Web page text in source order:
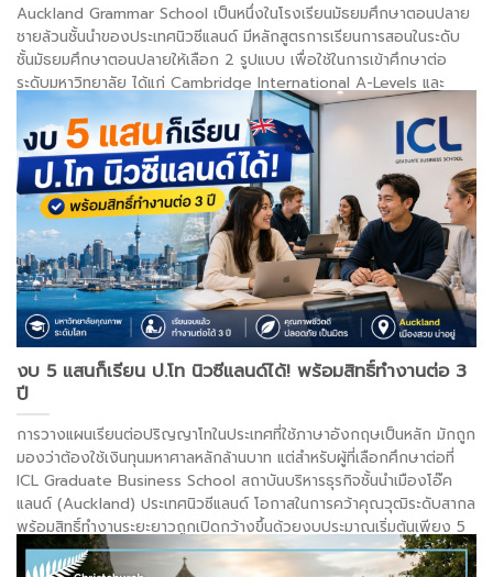
Auckland Grammar School เป็นหนึ่งในโรงเรียนมัธยมศึกษาตอนปลาย
ชายล้วนชั้นนำของประเทศนิวซีแลนด์ มีหลักสูตรการเรียนการสอนในระดับ
ชั้นมัธยมศึกษาตอนปลายให้เลือก 2 รูปแบบ เพื่อใช้ในการเข้าศึกษาต่อ
ระดับมหาวิทยาลัย ได้แก่ Cambridge International A-Levels และ
New Zealand NCEA โดยผู้สำเร็จการศึกษาได้รับการยอมรับเข้าศึกษา
ต่อในมหาวิทยาลัยชั้นนำระดับโลก ทั้งในสหรัฐอเมริกา สหราชอาณาจักร และ
ออสเตรเลีย. . .
อ่านต่อ >
งบ 5 แสนก็เรียน ป.โท นิวซีแลนด์ได้! พร้อมสิทธิ์ทำงานต่อ 3
ปี
การวางแผนเรียนต่อปริญญาโทในประเทศที่ใช้ภาษาอังกฤษเป็นหลัก มักถูก
มองว่าต้องใช้เงินทุนมหาศาลหลักล้านบาท แต่สำหรับผู้ที่เลือกศึกษาต่อที่
ICL Graduate Business School สถาบันบริหารธุรกิจชั้นนำเมืองโอ๊ค
แลนด์ (Auckland) ประเทศนิวซีแลนด์ โอกาสในการคว้าคุณวุฒิระดับสากล
พร้อมสิทธิ์ทำงานระยะยาวถูกเปิดกว้างขึ้นด้วยงบประมาณเริ่มต้นเพียง 5
แสนกว่าบาทเท่านั้น. . .